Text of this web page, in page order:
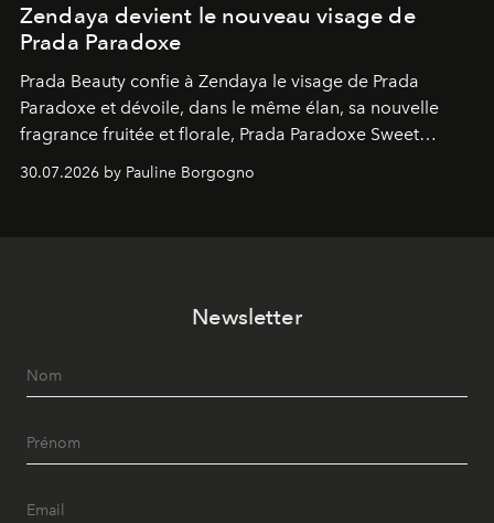
Zendaya devient le nouveau visage de
Prada Paradoxe
Prada Beauty confie à Zendaya le visage de Prada
Paradoxe et dévoile, dans le même élan, sa nouvelle
fragrance fruitée et florale, Prada Paradoxe Sweet
30.07.2026 by Pauline Borgogno
Newsletter